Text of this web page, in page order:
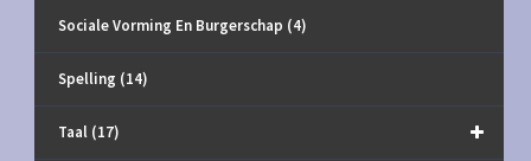
Sociale Vorming En Burgerschap (4)
Spelling (14)
Taal (17)